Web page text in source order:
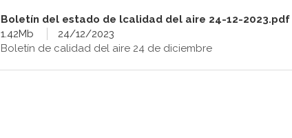
Boletín del estado de lcalidad del aire 24-12-2023.pdf
1.42Mb
24/12/2023
Boletín de calidad del aire 24 de diciembre